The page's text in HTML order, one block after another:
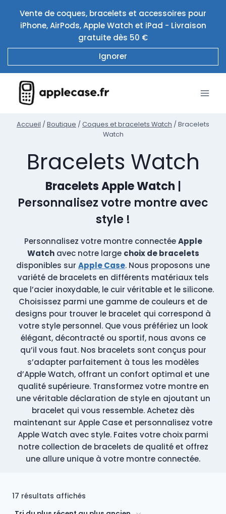
contenu
Vente de coques, bracelets et accessoires pour
iPhone, AirPods, Apple Watch et iPad - Livraison
gratuite dès 50 €
Ignorer
Accueil / Boutique / Coques et bracelets Watch / Bracelets
Watch
Bracelets Watch
Bracelets Apple Watch |
Personnalisez votre montre avec
style !
Personnalisez votre montre connectéeApple
Watchavec notre large choix de bracelets
disponibles sur Apple Case. Nous proposons une
variété de bracelets en différents matériaux tels
que l’acier inoxydable, le cuir véritable et le silicone.
Choisissez parmi une gamme de couleurs et de
designs pour trouver le bracelet qui correspond à
votre style personnel. Que vous préfériez un look
élégant, décontracté ou sportif, nous avons ce
qu’il vous faut. Nos bracelets sont conçus pour
s’adapter parfaitement à tous les modèles
d’Apple Watch, offrant un confort optimal et une
qualité supérieure. Transformez votre montre en
une véritable déclaration de style en ajoutant un
bracelet qui vous ressemble.Achetez dès
maintenant sur Apple Case et personnalisez votre
Apple Watch avec style. Faites votre choix parmi
notre collection de bracelets de qualité et offrez
une allure unique à votre montre connectée.
17 résultats affichés
du